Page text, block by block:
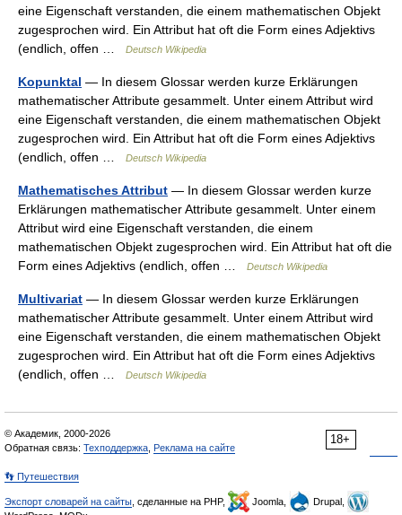
eine Eigenschaft verstanden, die einem mathematischen Objekt
zugesprochen wird. Ein Attribut hat oft die Form eines Adjektivs
(endlich, offen …
Deutsch Wikipedia
Kopunktal — In diesem Glossar werden kurze Erklärungen
mathematischer Attribute gesammelt. Unter einem Attribut wird
eine Eigenschaft verstanden, die einem mathematischen Objekt
zugesprochen wird. Ein Attribut hat oft die Form eines Adjektivs
(endlich, offen …
Deutsch Wikipedia
Mathematisches Attribut — In diesem Glossar werden kurze
Erklärungen mathematischer Attribute gesammelt. Unter einem
Attribut wird eine Eigenschaft verstanden, die einem
mathematischen Objekt zugesprochen wird. Ein Attribut hat oft die
Form eines Adjektivs (endlich, offen …
Deutsch Wikipedia
Multivariat — In diesem Glossar werden kurze Erklärungen
mathematischer Attribute gesammelt. Unter einem Attribut wird
eine Eigenschaft verstanden, die einem mathematischen Objekt
zugesprochen wird. Ein Attribut hat oft die Form eines Adjektivs
(endlich, offen …
Deutsch Wikipedia
18+
© Академик, 2000-2026
Обратная связь: Техподдержка Реклама на сайте
👣 Путешествия
Экспорт словарей на сайты , сделанные на PHP, Joomla,
Drupal,